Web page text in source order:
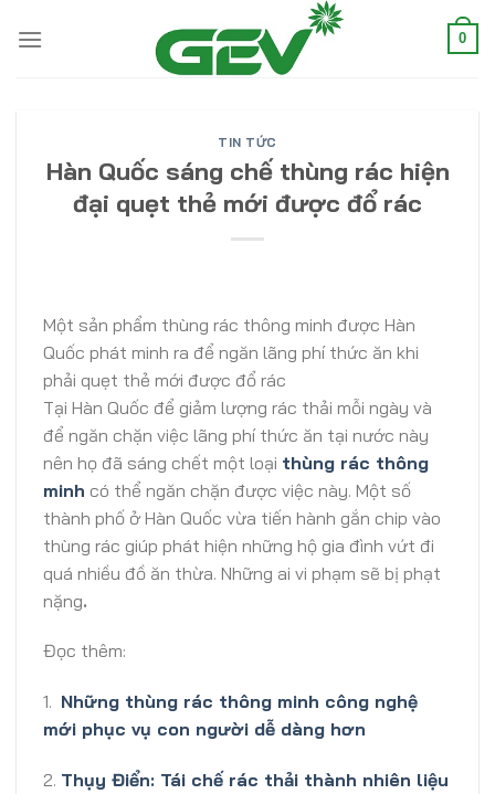
0
TIN TỨC
Hàn Quốc sáng chế thùng rác hiện
đại quẹt thẻ mới được đổ rác
Một sản phẩm thùng rác thông minh được Hàn
Quốc phát minh ra để ngăn lãng phí thức ăn khi
phải quẹt thẻ mới được đổ rác
Tại Hàn Quốc để giảm lượng rác thải mỗi ngày và
để ngăn chặn việc lãng phí thức ăn tại nước này
nên họ đã sáng chết một loại thùng rác thông
minh có thể ngăn chặn được việc này. Một số
thành phố ở Hàn Quốc vừa tiến hành gắn chip vào
thùng rác giúp phát hiện những hộ gia đình vứt đi
quá nhiều đồ ăn thừa. Những ai vi phạm sẽ bị phạt
nặng.
Đọc thêm:
1. Những thùng rác thông minh công nghệ
mới phục vụ con người dễ dàng hơn
2. Thụy Điển: Tái chế rác thải thành nhiên liệu